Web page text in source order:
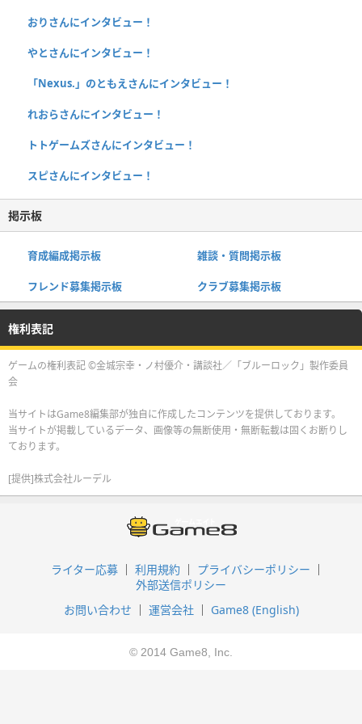
おりさんにインタビュー！
やとさんにインタビュー！
「Nexus.」のともえさんにインタビュー！
れおらさんにインタビュー！
トトゲームズさんにインタビュー！
スピさんにインタビュー！
掲示板
育成編成掲示板 雑談・質問掲示板
フレンド募集掲示板 クラブ募集掲示板
権利表記
ゲームの権利表記 ©金城宗幸・ノ村優介・講談社／「ブルーロック」製作委員
会
当サイトはGame8編集部が独自に作成したコンテンツを提供しております。
当サイトが掲載しているデータ、画像等の無断使用・無断転載は固くお断りし
ております。
[提供]株式会社ルーデル
ライター応募 利用規約
プライバシーポリシー
外部送信ポリシー
お問い合わせ
運営会社 Game8 (English)
© 2014 Game8, Inc.